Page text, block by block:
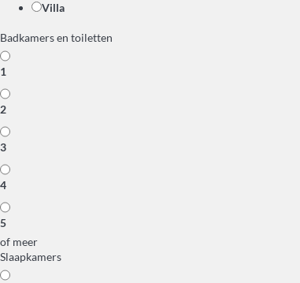
Villa
Badkamers en toiletten
1
2
3
4
5
of meer
Slaapkamers